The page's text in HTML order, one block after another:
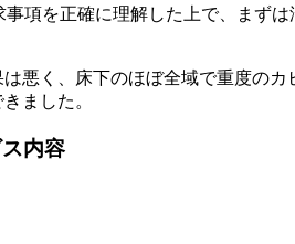
項を正確に理解した上で、まず
悪く、床下のほぼ全域で重度の
ました。
内容